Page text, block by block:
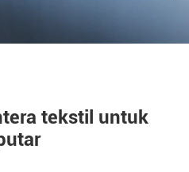
tekstil untuk